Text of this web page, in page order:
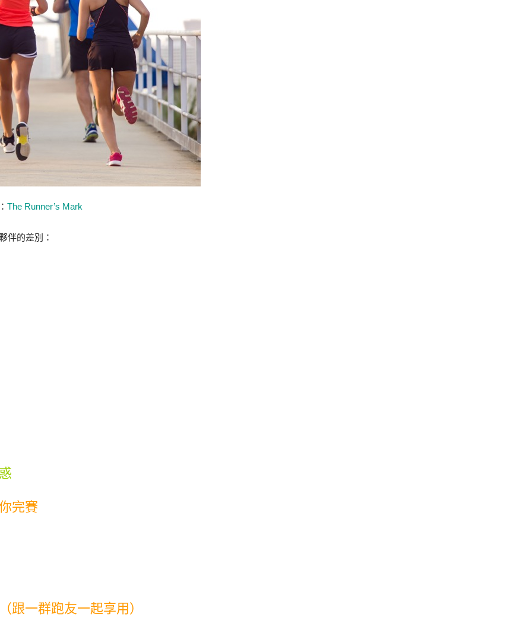
The Runner’s Mark
伴的差別：
完賽
跟一群跑友一起享用）